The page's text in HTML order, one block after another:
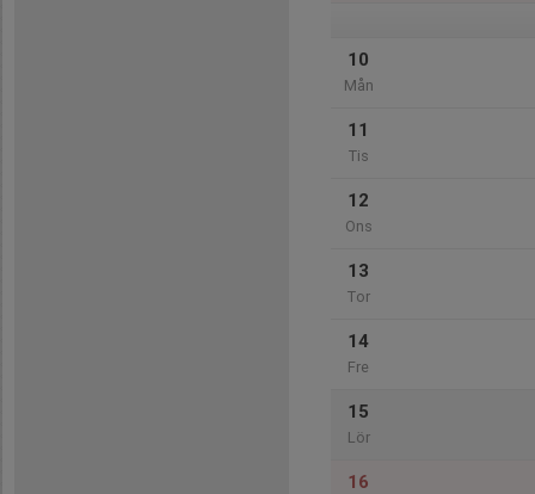
10
Mån
11
Tis
12
Ons
13
Tor
14
Fre
15
Lör
16